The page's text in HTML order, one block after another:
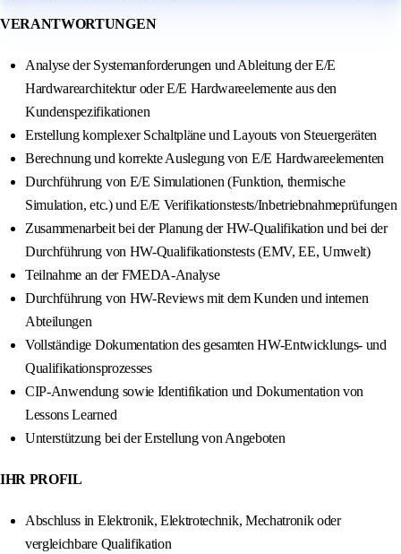
VERANTWORTUNGEN
Analyse der Systemanforderungen und Ableitung der E/E
Hardwarearchitektur oder E/E Hardwareelemente aus den
Kundenspezifikationen
Erstellung komplexer Schaltpläne und Layouts von Steuergeräten
Berechnung und korrekte Auslegung von E/E Hardwareelementen
Durchführung von E/E Simulationen (Funktion, thermische
Simulation, etc.) und E/E Verifikationstests/Inbetriebnahmeprüfungen
Zusammenarbeit bei der Planung der HW-Qualifikation und bei der
Durchführung von HW-Qualifikationstests (EMV, EE, Umwelt)
Teilnahme an der FMEDA-Analyse
Durchführung von HW-Reviews mit dem Kunden und internen
Abteilungen
Vollständige Dokumentation des gesamten HW-Entwicklungs- und
Qualifikationsprozesses
CIP-Anwendung sowie Identifikation und Dokumentation von
Lessons Learned
Unterstützung bei der Erstellung von Angeboten
IHR PROFIL
Abschluss in Elektronik, Elektrotechnik, Mechatronik oder
vergleichbare Qualifikation